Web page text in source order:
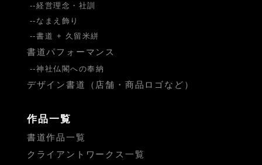
経営理念・社訓
なまえ飾り
書道 + 久留米絣
書道パフォーマンス
神社仏閣への奉納
デザイン書道（店舗・商品ロゴなど）
作品一覧
書道作品一覧
クライアントワークス一覧